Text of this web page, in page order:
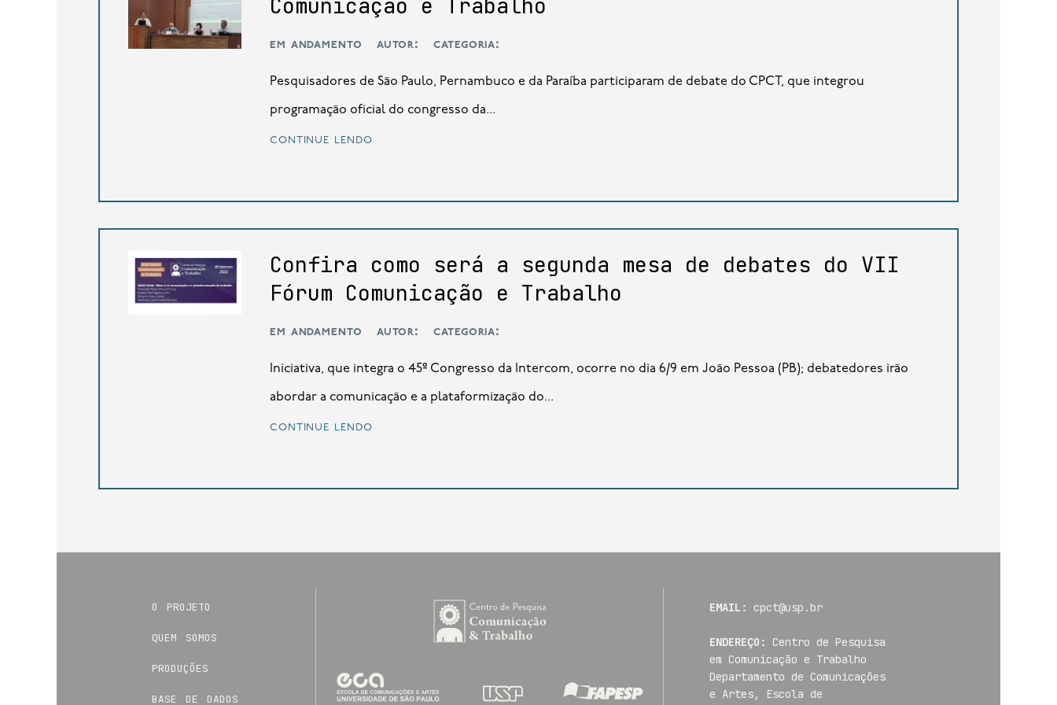
em andamento autor: categoria:
Pesquisadores de São Paulo, Pernambuco e da Paraíba participaram de debate do CPCT, que integrou
programação oficial do congresso da...
continue lendo
Confira como será a segunda mesa de debates do VII
Fórum Comunicação e Trabalho
em andamento autor: categoria:
Iniciativa, que integra o 45º Congresso da Intercom, ocorre no dia 6/9 em João Pessoa (PB); debatedores irão
abordar a comunicação e a plataformização do...
continue lendo
o projeto
quem somos
produções
base de dados
EMAIL: cpct@usp.br
ENDEREÇO:
Centro de Pesquisa
em Comunicação e Trabalho
Departamento de Comunicações
e Artes, Escola de